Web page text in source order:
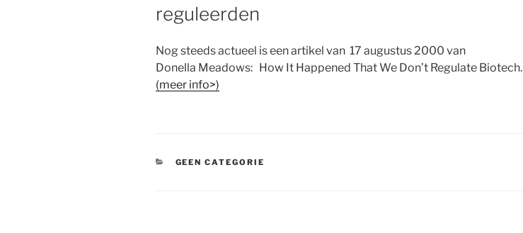
reguleerden
Nog steeds actueel is een artikel van 17 augustus 2000 van
Donella Meadows: How It Happened That We Don’t Regulate Biotech.
(meer info>)
CATEGORIEËN
GEEN CATEGORIE